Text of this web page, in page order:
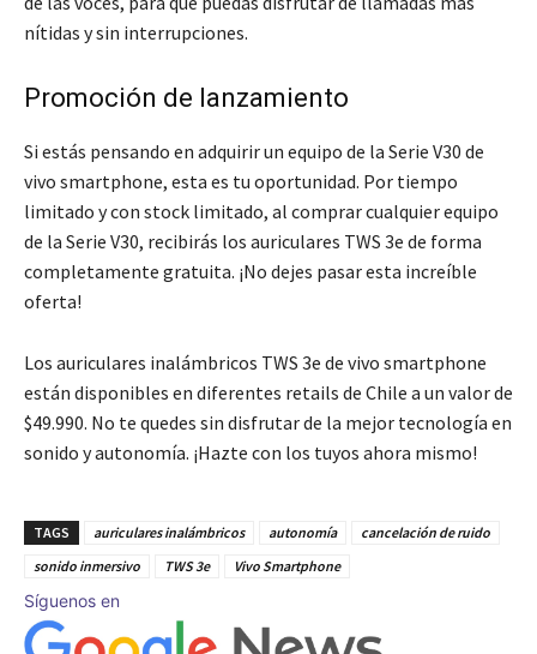
nítidas y sin interrupciones.
Promoción de lanzamiento
Si estás pensando en adquirir un equipo de la Serie V30 de
vivo smartphone, esta es tu oportunidad. Por tiempo
limitado y con stock limitado, al comprar cualquier equipo
de la Serie V30, recibirás los auriculares TWS 3e de forma
completamente gratuita. ¡No dejes pasar esta increíble
oferta!
Los auriculares inalámbricos TWS 3e de vivo smartphone
están disponibles en diferentes retails de Chile a un valor de
$49.990. No te quedes sin disfrutar de la mejor tecnología en
sonido y autonomía. ¡Hazte con los tuyos ahora mismo!
TAGS auriculares inalámbricos autonomía
cancelación de ruido
sonido inmersivo
TWS 3e Vivo Smartphone
Síguenos en